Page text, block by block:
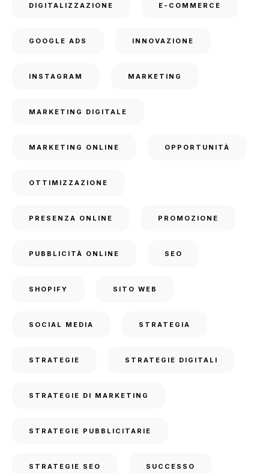
DIGITALIZZAZIONE E-COMMERCE
GOOGLE ADS INNOVAZIONE
INSTAGRAM MARKETING
MARKETING DIGITALE
MARKETING ONLINE OPPORTUNITÀ
OTTIMIZZAZIONE
PRESENZA ONLINE PROMOZIONE
PUBBLICITÀ ONLINE SEO
SHOPIFY SITO WEB
SOCIAL MEDIA STRATEGIA
STRATEGIE STRATEGIE DIGITALI
STRATEGIE DI MARKETING
STRATEGIE PUBBLICITARIE
STRATEGIE SEO SUCCESSO